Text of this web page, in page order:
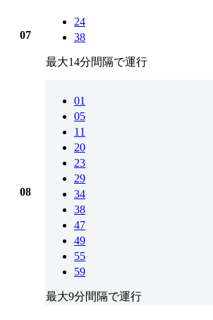
07
24
38
最大14分間隔で運行
08
01
05
11
20
23
29
34
38
47
49
55
59
最大9分間隔で運行